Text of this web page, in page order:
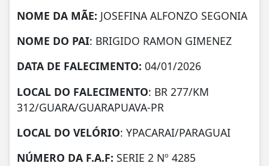
NOME DA MÃE: JOSEFINA ALFONZO SEGONIA
NOME DO PAI: BRIGIDO RAMON GIMENEZ
DATA DE FALECIMENTO: 04/01/2026
LOCAL DO FALECIMENTO: BR 277/KM
312/GUARA/GUARAPUAVA-PR
LOCAL DO VELÓRIO: YPACARAI/PARAGUAI
NÚMERO DA F.A.F: SERIE 2 Nº 4285